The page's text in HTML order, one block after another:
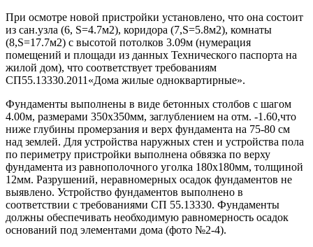
При осмотре новой пристройки установлено, что она состоит
из сан.узла (6, S=4.7м2), коридора (7,S=5.8м2), комнаты
(8,S=17.7м2) с высотой потолков 3.09м (нумерация
помещений и площади из данных Технического паспорта на
жилой дом), что соответствует требованиям
СП55.13330.2011«Дома жилые одноквартирные».
Фундаменты выполнены в виде бетонных столбов с шагом
4.00м, размерами 350х350мм, заглублением на отм. -1.60,что
ниже глубины промерзания и верх фундамента на 75-80 см
над землей. Для устройства наружных стен и устройства пола
по периметру пристройки выполнена обвязка по верху
фундамента из равнополочного уголка 180х180мм, толщиной
12мм. Разрушений, неравномерных осадок фундаментов не
выявлено. Устройство фундаментов выполнено в
соответствии с требованиями СП 55.13330. Фундаменты
должны обеспечивать необходимую равномерность осадок
оснований под элементами дома (фото №2-4).